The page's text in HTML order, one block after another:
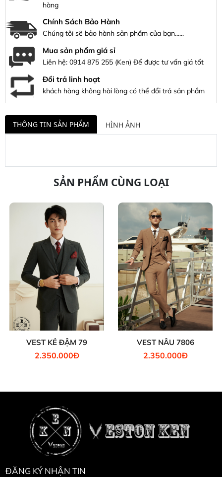
hàng
Chính Sách Bảo Hành
Chúng tôi sẽ bảo hành sản phẩm của bạn......
Mua sản phẩm giá sỉ
Liên hệ: 0914 875 255 (Ken) Để được tư vấn giá tốt
Đổi trả linh hoạt
khách hàng không hài lòng có thể đổi trả sản phẩm
THÔNG TIN SẢN PHẨM HÌNH ẢNH
SẢN PHẨM CÙNG LOẠI
VEST KẺ ĐẬM 79
2.350.000Đ
VEST NÂU 7806
2.350.000Đ
ĐĂNG KÝ NHẬN TIN